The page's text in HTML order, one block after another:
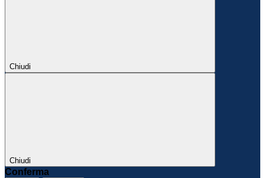
Chiudi
Chiudi
Conferma